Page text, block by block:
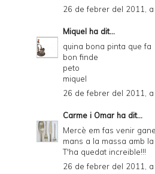
26 de febrer del 2011,
Miquel ha dit...
quina bona pinta que fa
bon finde
peto
miquel
26 de febrer del 2011,
Carme i Omar ha dit...
Mercè em fas venir
mans a la massa amb
T'ha quedat increible!!!
26 de febrer del 2011,